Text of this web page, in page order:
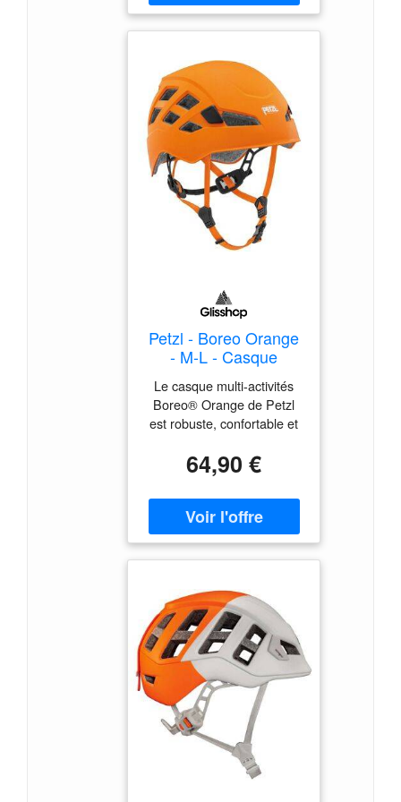
Petzl - Boreo Orange
- M-L - Casque
d'escalade
Le casque multi-activités
Boreo® Orange de Petzl
est robuste, confortable et
externe en ABS
64,90 €